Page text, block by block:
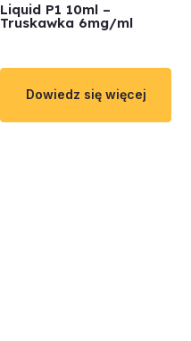
Liquid P1 10ml –
Truskawka 6mg/ml
Dowiedz się więcej